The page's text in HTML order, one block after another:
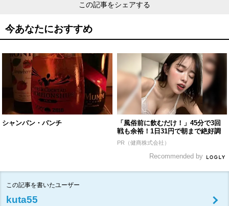
この記事をシェアする
今あなたにおすすめ
シャンパン・パンチ
「風俗前に飲むだけ！」45分で3回
戦も余裕！1日31円で朝まで絶好調
PR（健商株式会社）
Recommended by
この記事を書いたユーザー
kuta55